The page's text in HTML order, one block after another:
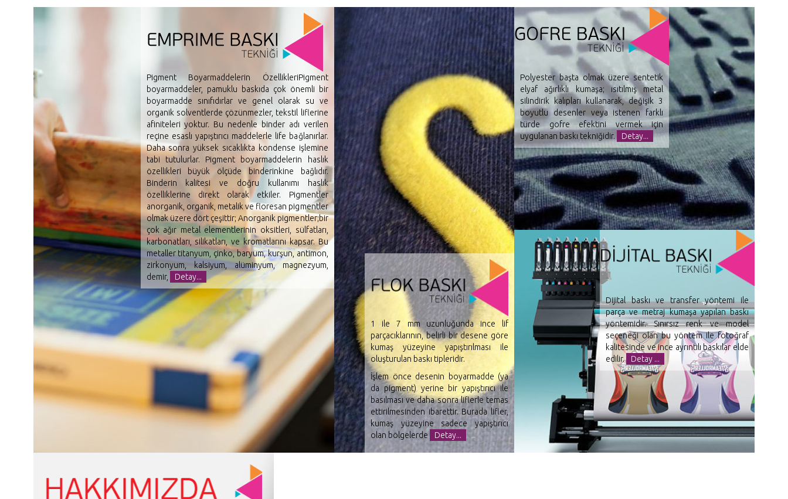
Pigment Boyarmaddelerin ÖzellikleriPigment
boyarmaddeler, pamuklu baskıda çok önemli bir
boyarmadde sınıfıdırlar ve genel olarak su ve
organik solventlerde çözünmezler, tekstil liflerine
afiniteleri yoktur. Bu nedenle binder adı verilen
reçine esaslı yapıştırıcı maddelerle life bağlanırlar.
Daha sonra yüksek sıcaklıkta kondense işlemine
tabi tutulurlar. Pigment boyarmaddelerin haslık
özellikleri büyük ölçüde binderinkine bağlıdır.
Binderin kalitesi ve doğru kullanımı haslık
özelliklerine direkt olarak etkiler. Pigmentler
anorganik, organik, metalik ve floresan pigmentler
olmak üzere dört çeşittir; Anorganik pigmentler;bir
çok ağır metal elementlerinin oksitleri, sülfatları,
karbonatları, silikatları, ve kromatlarını kapsar. Bu
metaller titanyum, çinko, baryum, kurşun, antimon,
zirkonyum, kalsiyum, alüminyum, magnezyum,
demir,
Detay...
1 ile 7 mm uzunluğunda ince lif
parçacıklarının, belirli bir desene göre
kumaş yüzeyine yapıştırılması ile
oluşturulan baskı tipleridir.
İşlem önce desenin boyarmadde (ya
da pigment) yerine bir yapıştırıcı ile
basılması ve daha sonra liflerle temas
ettirilmesinden ibarettir. Burada lifler,
kumaş yüzeyine sadece yapıştırıcı
olan bölgelerde
Detay...
Polyester başta olmak üzere sentetik
elyaf ağırlıklı kumaşa; ısıtılmış metal
silindirik kalıpları kullanarak, değişik 3
boyutlu desenler veya istenen farklı
türde gofre efektini vermek için
uygulanan baskı tekniğidir.
Detay...
Dijital baskı ve transfer yöntemi ile
parça ve metraj kumaşa yapılan baskı
yöntemidir. Sınırsız renk ve model
seçeneği olan bu yöntem ile fotoğraf
kalitesinde ve ince ayrıntılı baskılar elde
edilir. Detay ...